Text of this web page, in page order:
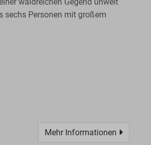
sechs Personen mit großem
Mehr Informationen